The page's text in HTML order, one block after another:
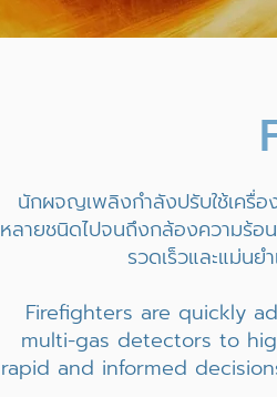
นักผจญเพลิงกำลังปรับใช้เครื่อ
หลายชนิดไปจนถึงกล้องความร้อ
รวดเร็วและแม่น
Firefighters are quickly
multi-gas detectors to
rapid and informed